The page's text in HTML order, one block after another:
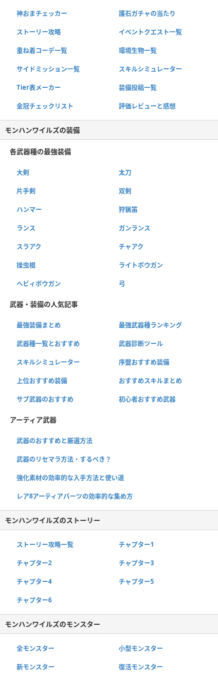
神おまチェッカー 護石ガチャの当たり
ストーリー攻略 イベントクエスト一覧
重ね着コーデ一覧 環境生物一覧
サイドミッション一覧 スキルシミュレーター
Tier表メーカー 装備投稿一覧
金冠チェックリスト 評価レビューと感想
モンハンワイルズの装備
各武器種の最強装備
大剣 太刀
片手剣 双剣
ハンマー 狩猟笛
ランス ガンランス
スラアク チャアク
操虫棍 ライトボウガン
ヘビィボウガン 弓
武器・装備の人気記事
最強装備まとめ 最強武器種ランキング
武器種一覧とおすすめ 武器診断ツール
スキルシミュレーター 序盤おすすめ装備
上位おすすめ装備 おすすめスキルまとめ
サブ武器のおすすめ 初心者おすすめ武器
アーティア武器
武器のおすすめと厳選方法
武器のリセマラ方法・するべき？
強化素材の効率的な入手方法と使い道
レア8アーティアパーツの効率的な集め方
モンハンワイルズのストーリー
ストーリー攻略一覧 チャプター1
チャプター2 チャプター3
チャプター4 チャプター5
チャプター6
モンハンワイルズのモンスター
全モンスター 小型モンスター
新モンスター 復活モンスター